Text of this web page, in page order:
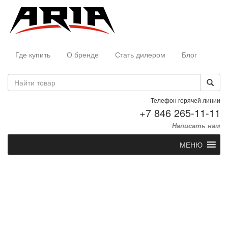
Где купить О бренде Стать дилером Блог
Телефон горячей линии
+7 846 265-11-11
Написать нам
МЕНЮ